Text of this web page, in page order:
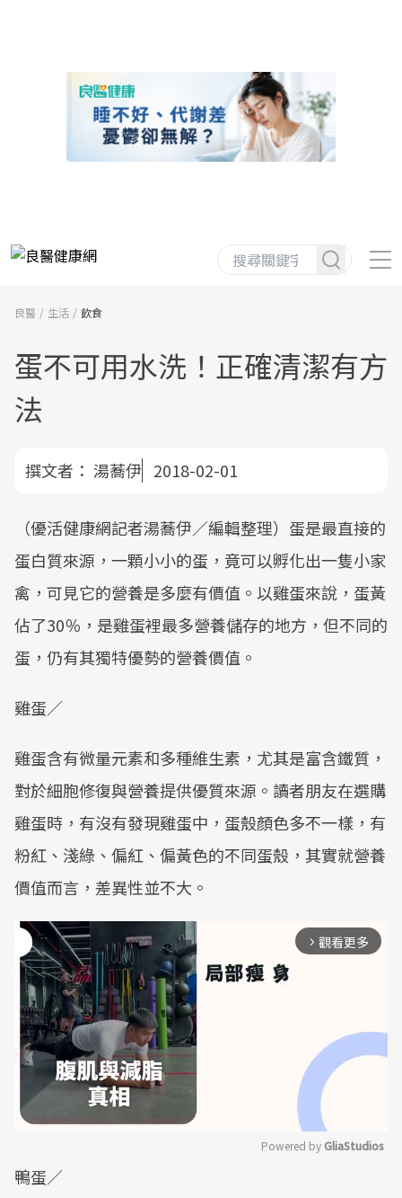
良醫 生活 飲食
蛋不可用水洗！正確清潔有方
法
撰文者： 湯蕎伊 2018-02-01
（優活健康網記者湯蕎伊／編輯整理）蛋是最直接的
蛋白質來源，一顆小小的蛋，竟可以孵化出一隻小家
禽，可見它的營養是多麼有價值。以雞蛋來說，蛋黃
佔了30％，是雞蛋裡最多營養儲存的地方，但不同的
蛋，仍有其獨特優勢的營養價值。
雞蛋／
雞蛋含有微量元素和多種維生素，尤其是富含鐵質，
對於細胞修復與營養提供優質來源。讀者朋友在選購
雞蛋時，有沒有發現雞蛋中，蛋殼顏色多不一樣，有
粉紅、淺綠、偏紅、偏黃色的不同蛋殼，其實就營養
價值而言，差異性並不大。
arrow_forward_ios 觀看更多
Powered by GliaStudios
鴨蛋／